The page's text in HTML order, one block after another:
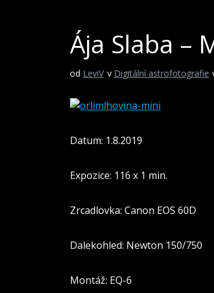
Ája Slaba –
od LeviV v Digitální astrofotografie
Datum: 1.8.2019
Expozice: 116 x 1 min.
Zrcadlovka: Canon EOS 60D
Dalekohled: Newton 150/750
Montáž: EQ-6